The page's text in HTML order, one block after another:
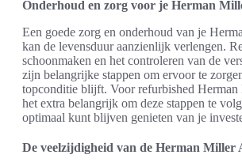
Onderhoud en zorg voor je Herman
Een goede zorg en onderhoud van je
kan de levensduur aanzienlijk verlengen.
schoonmaken en het controleren van de
zijn belangrijke stappen om ervoor te
topconditie blijft. Voor refurbished Herman
het extra belangrijk om deze stappen te
optimaal kunt blijven genieten van je
De veelzijdigheid van de Herman Miller